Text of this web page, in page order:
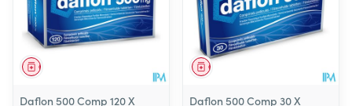
Geneesmiddel
Daflon 500 Comp 120 X
Geneesmiddel
Daflon 500 Comp 30 X